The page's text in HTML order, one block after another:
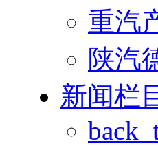
重汽
陕汽
新闻栏